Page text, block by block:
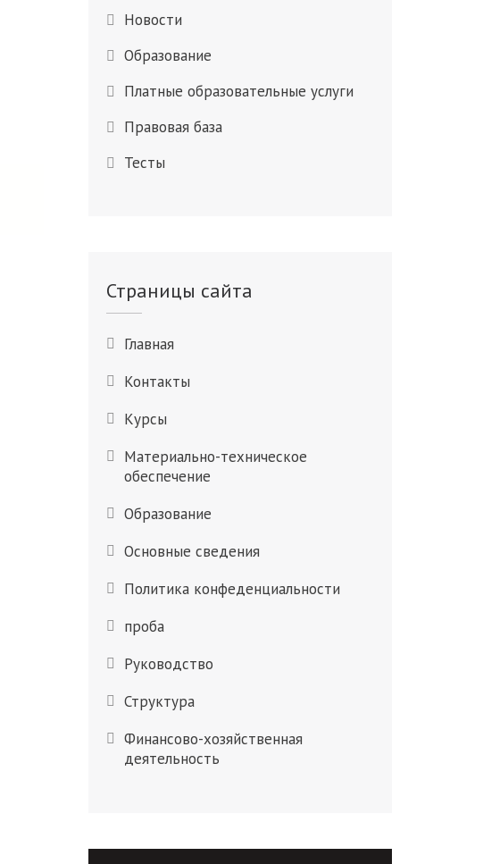
Новости
Образование
Платные образовательные услуги
Правовая база
Тесты
Страницы сайта
Главная
Контакты
Курсы
Материально-техническое
обеспечение
Образование
Основные сведения
Политика конфеденциальности
проба
Руководство
Структура
Финансово-хозяйственная
деятельность